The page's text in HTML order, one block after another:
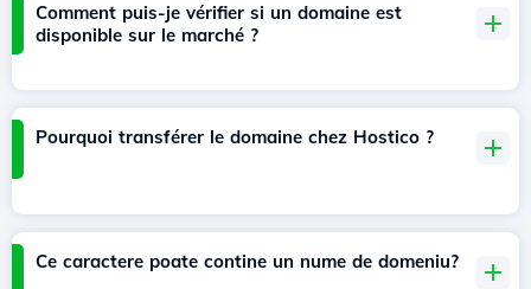
Comment puis-je vérifier si un domaine est
disponible sur le marché ?
Pourquoi transférer le domaine chez Hostico ?
Ce caractere poate contine un nume de domeniu?